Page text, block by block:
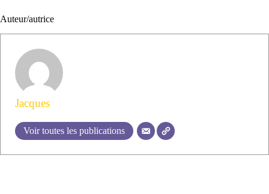
Auteur/autrice
Jacques
Voir toutes les publications